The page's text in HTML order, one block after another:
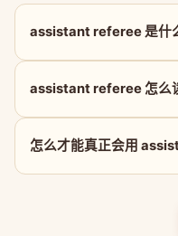
assistant referee 是什
assistant referee 怎么
怎么才能真正会用